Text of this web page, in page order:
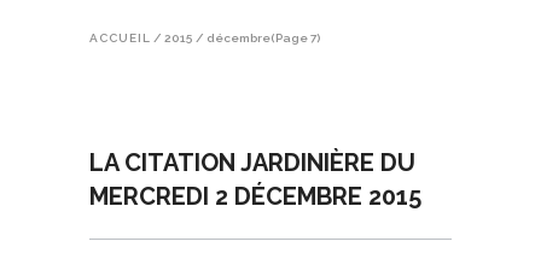
ACCUEIL / 2015 / décembre(Page 7)
LA CITATION JARDINIÈRE DU
MERCREDI 2 DÉCEMBRE 2015